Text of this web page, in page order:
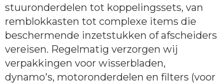
stuuronderdelen tot koppelingssets, van
remblokkasten tot complexe items die
beschermende inzetstukken of afscheiders
vereisen. Regelmatig verzorgen wij
verpakkingen voor wisserbladen,
dynamo's, motoronderdelen en filters (voor